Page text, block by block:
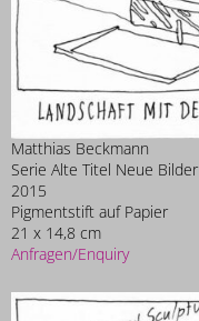
Matthias Beckmann
Serie Alte Titel Neue Bilder
2015
Pigmentstift auf Papier
21 x 14,8 cm
Anfragen/Enquiry